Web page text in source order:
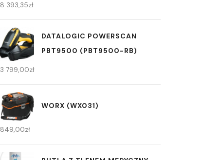
8 393,35zł
DATALOGIC POWERSCAN
PBT9500 (PBT9500-RB)
3 799,00zł
WORX (WX031)
849,00zł